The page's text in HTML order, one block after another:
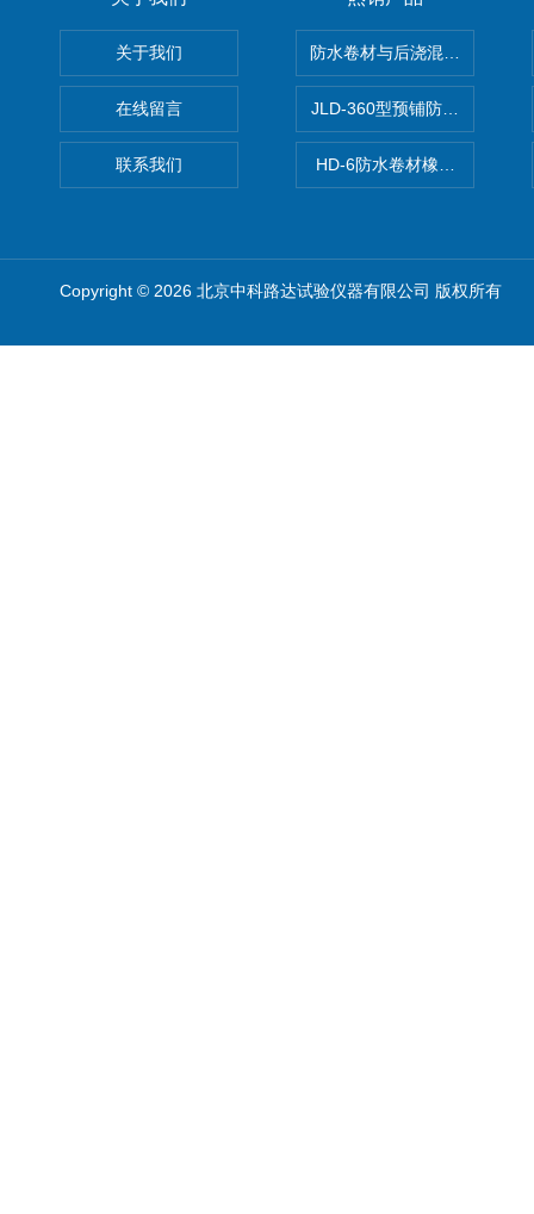
关于我们
在线留言
联系我们
防水卷材与后浇混凝土剥离强
JLD-360型预铺防水卷材抗冲
HD-6防水卷材橡胶测厚仪
Copyright © 2026 北京中科路达试验仪器有限公司 版权所有